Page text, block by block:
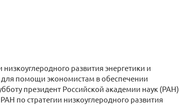
развития энергетики и
помощи экономистам в обеспечении
президент Российской академии наук (РАН)
по стратегии низкоуглеродного развития